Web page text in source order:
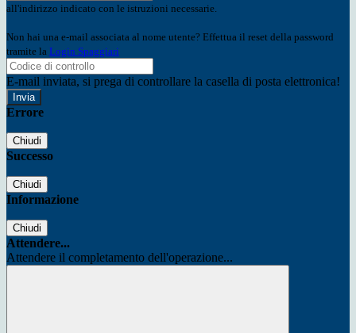
all'indirizzo indicato con le istruzioni necessarie.
Non hai una e-mail associata al nome utente? Effettua il reset della password
tramite la Login Spaggiari
E-mail inviata, si prega di controllare la casella di posta elettronica!
Errore
Chiudi
Successo
Chiudi
Informazione
Chiudi
Attendere...
Attendere il completamento dell'operazione...